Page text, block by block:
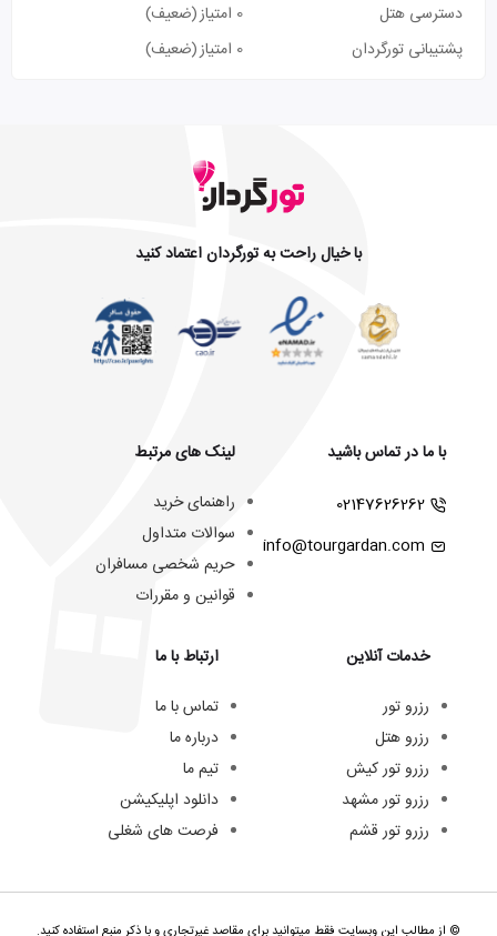
دسترسی هتل
0 امتیاز
(ضعیف)
پشتیبانی تورگردان
0 امتیاز (ضعیف)
با خیال راحت به تورگردان اعتماد کنید
با ما در تماس باشید
02147626262
info@tourgardan.com
خدمات آنلاین
رزرو تور
رزرو هتل
رزرو تور کیش
رزرو تور مشهد
رزرو تور قشم
لینک های مرتبط
راهنمای خرید
سوالات متداول
حریم شخصی مسافران
قوانین و مقررات
ارتباط با ما
تماس با ما
درباره ما
تیم ما
دانلود اپلیکیشن
فرصت های شغلی
© از مطالب این وبسایت فقط میتوانید برای مقاصد غیرتجاری و با ذکر منبع استفاده کنید.